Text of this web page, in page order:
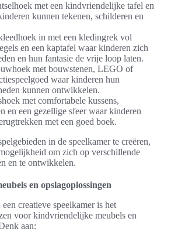
met een kindvriendelijke tafel en
kunnen tekenen, schilderen en
in met een kledingrek vol
en een kaptafel waar kinderen zich
en hun fantasie de vrije loop laten.
met bouwstenen, LEGO of
waar kinderen hun
kunnen ontwikkelen.
met comfortabele kussens,
en een gezellige sfeer waar kinderen
met een goed boek.
in de speelkamer te creëren,
om zich op verschillende
en te ontwikkelen.
en opslagoplossingen
creatieve speelkamer is het
voor kindvriendelijke meubels en
aan: